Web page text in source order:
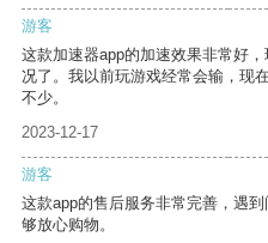
游客
这款加速器app的加速效果非常好
况了。我以前玩游戏经常会输，现
不少。
2023-12-17
游客
这款app的售后服务非常完善，遇
够放心购物。